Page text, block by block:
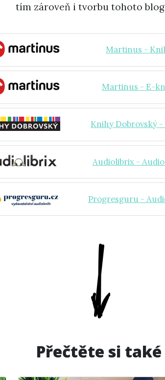
tím zároveň i tvorbu tohoto
Martinus -
Martinus - E-
Knihy Dobrovský
Audiolibrix -
Progresguru -
Přečtěte si také